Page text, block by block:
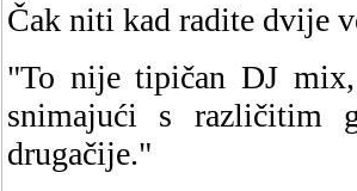
Čak niti kad radite dvije
"To nije tipičan DJ
snimajući s različitim
drugačije."